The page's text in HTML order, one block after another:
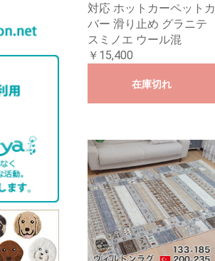
対応 ホットカーペットカ
バー 滑り止め グラニテ
スミノエ ウール混
￥15,400
在庫切れ